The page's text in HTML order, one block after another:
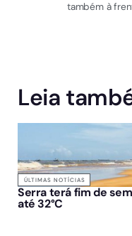
também à
Leia
ÚLTIMAS NOTÍCIAS
Serra terá fim de
até 32°C